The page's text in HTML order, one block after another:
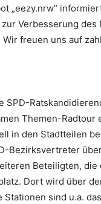
„eezy.nrw“
Verbesserung
freuen uns auf
SPD-
Themen-
in den Stadtteilen
Bezirksvertreter
Beteiligten,
Dort wird über
sind u.a.